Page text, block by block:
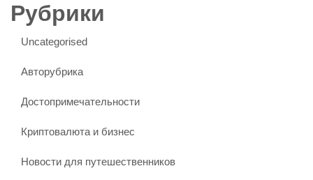
Рубрики
Uncategorised
Авторубрика
Достопримечательности
Криптовалюта и бизнес
Новости для путешественников